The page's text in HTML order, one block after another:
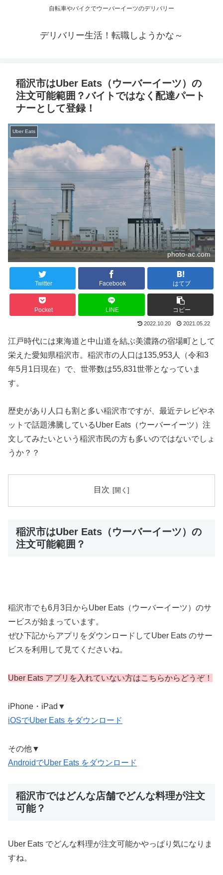
自転車やバイクでウーバーイーツのデリバリー
デリバリー生活！転職しようかな～
稲沢市はUber Eats（ウーバーイーツ）の
注文可能範囲？バイトではなく配達パート
ナーとして登録！
Uber Eats
photo-ac.com
Twitter Facebook はてブ
Pocket LINE コピー
2022.10.20 2021.05.22
江戸時代には東海道と中山道を結ぶ美濃路の宿場町として
栄えた愛知県稲沢市。稲沢市の人口は135,953人（令和3
年5月1日現在）で、世帯数は55,831世帯となっていま
す。
歴史があり人口も割と多い稲沢市ですが、最近テレビやネ
ットで話題沸騰しているUber Eats（ウーバーイーツ）注
文してみたいという稲沢市民の方も多いのではないでしょ
うか？？
目次
稲沢市はUber Eats（ウーバーイーツ）の
注文可能範囲？
稲沢市でも6月3日からUber Eats（ウーバーイーツ）のサ
ービスが始まっています。
ぜひ下記からアプリをダウンロードしてUber Eats のサー
ビスを利用して見てくださいね。
Uber Eats アプリを入れていない方はこちらからどうぞ！
iPhone・iPad▼
iOSでUber Eats をダウンロード
その他▼
AndroidでUber Eats をダウンロード
稲沢市ではどんな店舗でどんな料理が注文
可能？
Uber Eats でどんな料理が注文可能かやっぱり気になりま
すね。